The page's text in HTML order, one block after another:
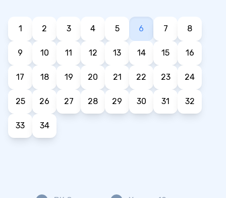
1 2 3 4 5 6 7 8
9 10 11 12 13 14 15 16
17 18 19 20 21 22 23 24
25 26 27 28 29 30 31 32
33 34